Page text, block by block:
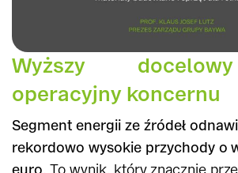
Wyższy
operacyjny koncernu
Segment energii ze źródeł
rekordowo wysokie przychody o